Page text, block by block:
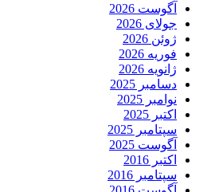
آگوست 2026
جولای 2026
ژوئن 2026
فوریه 2026
ژانویه 2026
دسامبر 2025
نوامبر 2025
اکتبر 2025
سپتامبر 2025
آگوست 2025
اکتبر 2016
سپتامبر 2016